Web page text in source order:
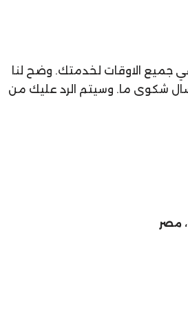
جميع الاوقات لخدمتك. وضح لنا
شكوى ما. وسيتم الرد عليك من
مصر